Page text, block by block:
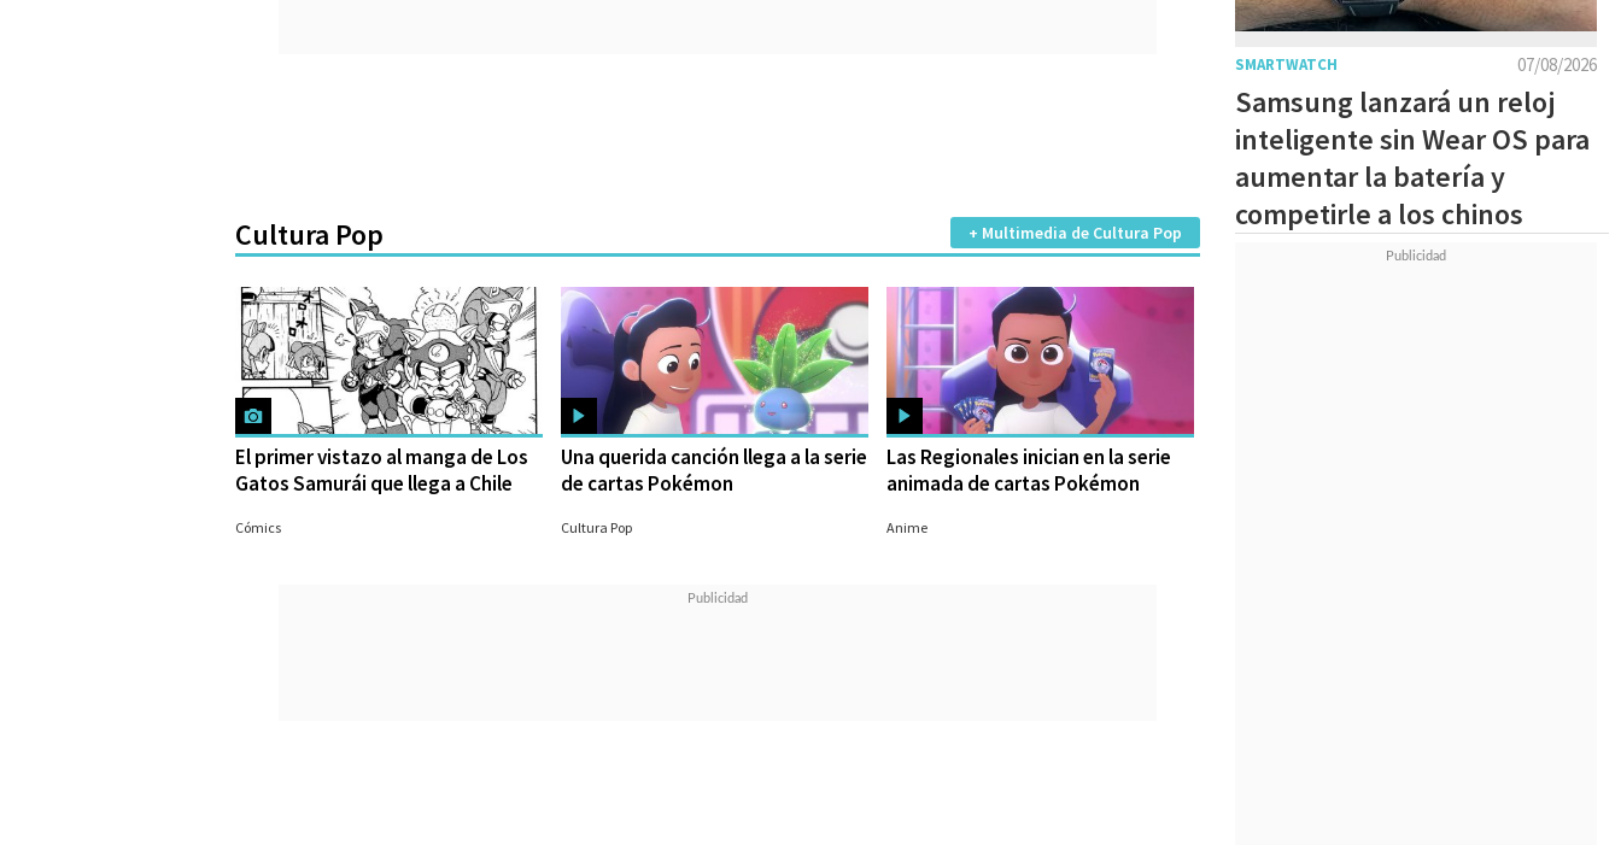
+ Multimedia de Cultura Pop
Cultura Pop
El primer vistazo al manga de Los
Gatos Samurái que llega a Chile
Cómics
Una querida canción llega a la serie
de cartas Pokémon
Cultura Pop
Las Regionales inician en la serie
animada de cartas Pokémon
Anime
07/08/2026
SMARTWATCH
Samsung lanzará un reloj
inteligente sin Wear OS para
aumentar la batería y
competirle a los chinos